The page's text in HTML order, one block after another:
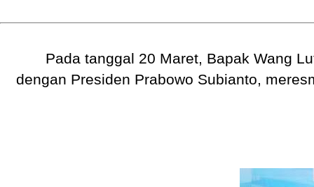
Pada tanggal 20 Maret, Bapak Wang
dengan Presiden Prabowo Subianto,